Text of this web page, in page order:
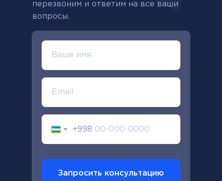
+998
Запросить консультацию
перезвоним и ответим на все ваши
вопросы.